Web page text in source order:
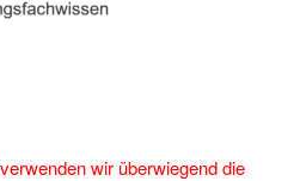
wir überwiegend die